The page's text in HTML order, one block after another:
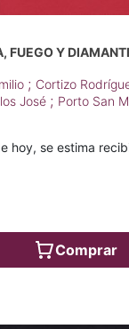
FUEGO Y
; Cortizo
José ; Porto San
hoy, se estima
Comprar